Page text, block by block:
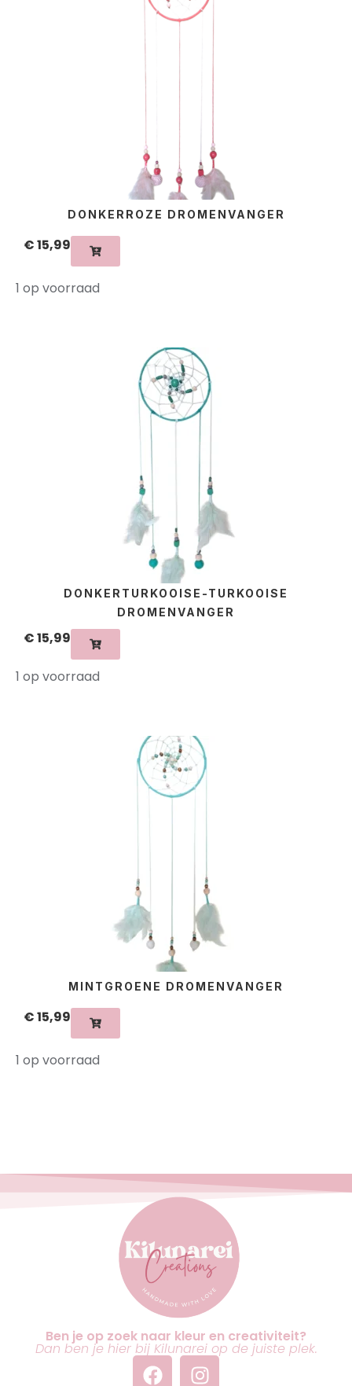
DONKERROZE DROMENVANGER
€15,99
1 op voorraad
DONKERTURKOOISE-TURKOOISE
DROMENVANGER
€15,99
1 op voorraad
MINTGROENE DROMENVANGER
€15,99
1 op voorraad
Ben je op zoek naar kleur en creativiteit?
Dan ben je hier bij Kilunarei op de juiste plek.